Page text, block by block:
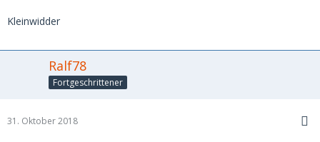
Kleinwidder
Ralf78
Fortgeschrittener
31. Oktober 2018